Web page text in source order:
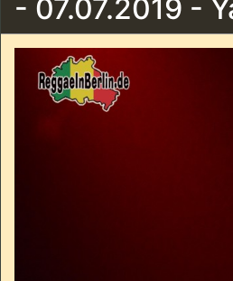
- 07.07.2019 -